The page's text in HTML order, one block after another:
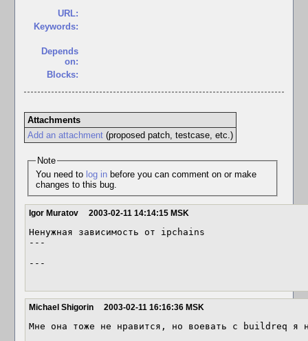
URL:
Keywords:
Depends
on:
Blocks:
Attachments
Add an attachment(proposed patch, testcase, etc.)
Note
You need to log inbefore you can comment on or make
changes to this bug.
Igor Muratov 2003-02-11 14:14:15 MSK
Ненужная зависимость от ipchains
---
---
Michael Shigorin 2003-02-11 16:16:36 MSK
Мне она тоже не нравится, но воевать с buildreq я